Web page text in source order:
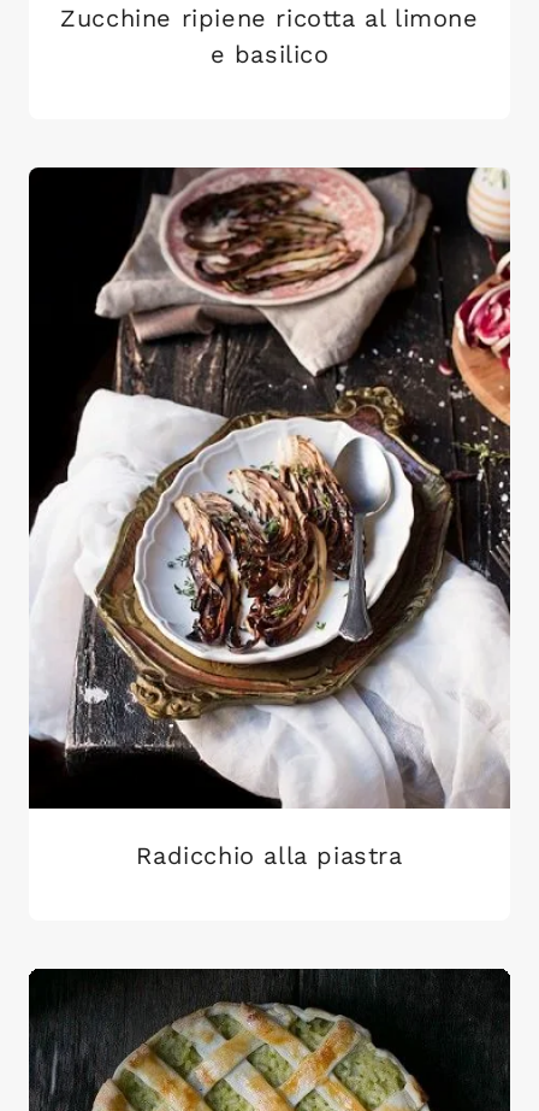
Zucchine ripiene ricotta al limone
e basilico
Radicchio alla piastra